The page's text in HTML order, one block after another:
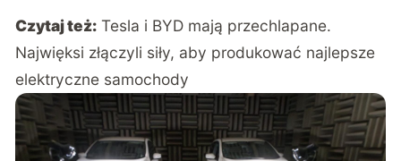
Czytaj też: Tesla i BYD mają przechlapane.
Najwięksi złączyli siły, aby produkować najlepsze
elektryczne samochody